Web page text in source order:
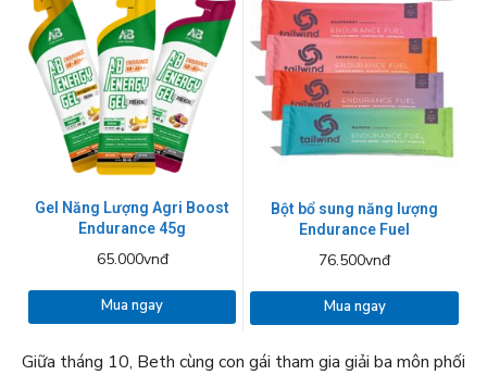
Gel Năng Lượng Agri Boost
Endurance 45g
65.000vnđ
Mua ngay
Bột bổ sung năng lượng
Endurance Fuel
76.500vnđ
Mua ngay
Giữa tháng 10, Beth cùng con gái tham gia giải ba môn phối